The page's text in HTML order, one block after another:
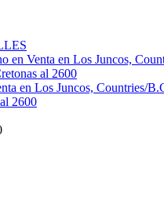
en Los Juncos, Countries/
2600